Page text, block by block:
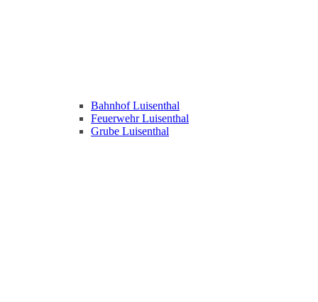
Bahnhof Luisenthal
Feuerwehr Luisenthal
Grube Luisenthal